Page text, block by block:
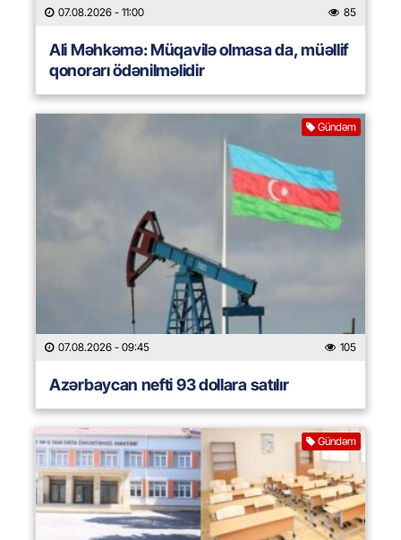
07.08.2026 - 11:00 85
Ali Məhkəmə: Müqavilə olmasa da, müəllif
qonorarı ödənilməlidir
Gündəm
07.08.2026 - 09:45 105
Azərbaycan nefti 93 dollara satılır
Gündəm